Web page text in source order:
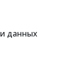
данных